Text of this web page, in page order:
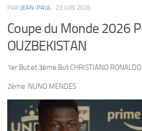
PAR JEAN-PAUL · 23 JUIN 2026
Coupe du Monde 2026
OUZBEKISTAN
1er But et 3ème But CHRISTIANO RONALDO
2ème NUNO MENDES